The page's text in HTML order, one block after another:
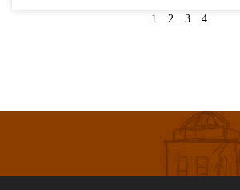
1 2 3 4